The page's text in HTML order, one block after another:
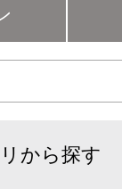
から探す